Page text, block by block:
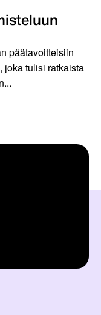
päätavoitteisiin
joka tulisi ratkaista